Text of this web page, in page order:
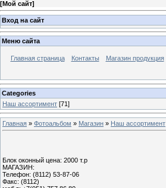
[Мой сайт]
Вход на сайт
Меню сайта
Главная страница Контакты Магазин продукция
Categories
Наш ассортимент [71]
Главная » Фотоальбом » Магазин » Наш ассортимент
Блок оконный цена: 2000 т.р
МАГАЗИН:
Телефон: (8112) 53-87-06
Факс: (8112)